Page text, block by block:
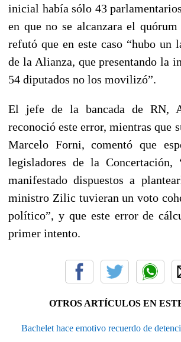
inicial había sólo 43
en que no se alcanzara el
refutó que en este caso “hubo un
de la Alianza, que presentando la
54 diputados no los movilizó”.
El jefe de la bancada de RN,
reconoció este error, mientras que
Marcelo Forni, comentó que
legisladores de la Concertación,
manifestado dispuestos a
ministro Zilic tuvieran un voto
político”, y que este error de
primer intento.
OTROS ARTÍCULOS EN
Bachelet hace emotivo recuerdo de